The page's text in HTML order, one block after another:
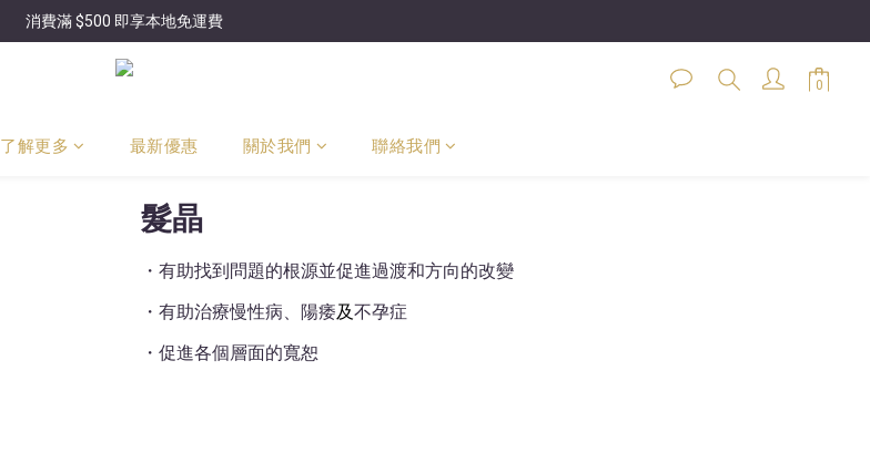
消費滿 $500 即享本地免運費
了解更多 最新優惠 關於我們 聯絡我們
髮晶​
・有助找到問題的根源並促進過渡和方向的改變
・有助治療慢性病、陽痿及不孕症
・促進各個層面的寬恕